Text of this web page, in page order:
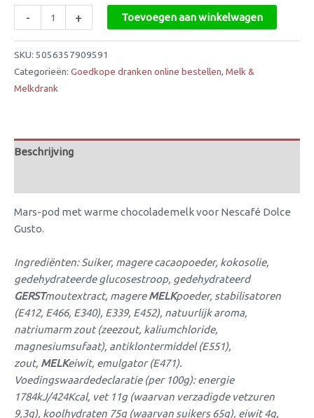
- + Toevoegen aan winkelwagen
SKU: 5056357909591
Categorieën: Goedkope dranken online bestellen, Melk &
Melkdrank
Beschrijving
Mars-pod met warme chocolademelk voor Nescafé Dolce
Gusto.
Ingrediënten: Suiker, magere cacaopoeder, kokosolie,
gedehydrateerde glucosestroop, gedehydrateerd
GERSTmoutextract, magereMELKpoeder, stabilisatoren
(E412, E466, E340), E339, E452), natuurlijk aroma,
natriumarm zout (zeezout, kaliumchloride,
magnesiumsufaat), antiklontermiddel (E551),
zout, MELKeiwit, emulgator (E471).
Voedingswaardedeclaratie (per 100g): energie
1784kJ/424Kcal, vet 11g (waarvan verzadigde vetzuren
9,3g), koolhydraten 75g (waarvan suikers 65g), eiwit 4g,